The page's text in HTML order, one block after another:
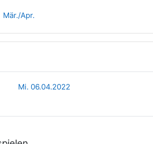
Mär./Apr.
Mi. 06.04.2022